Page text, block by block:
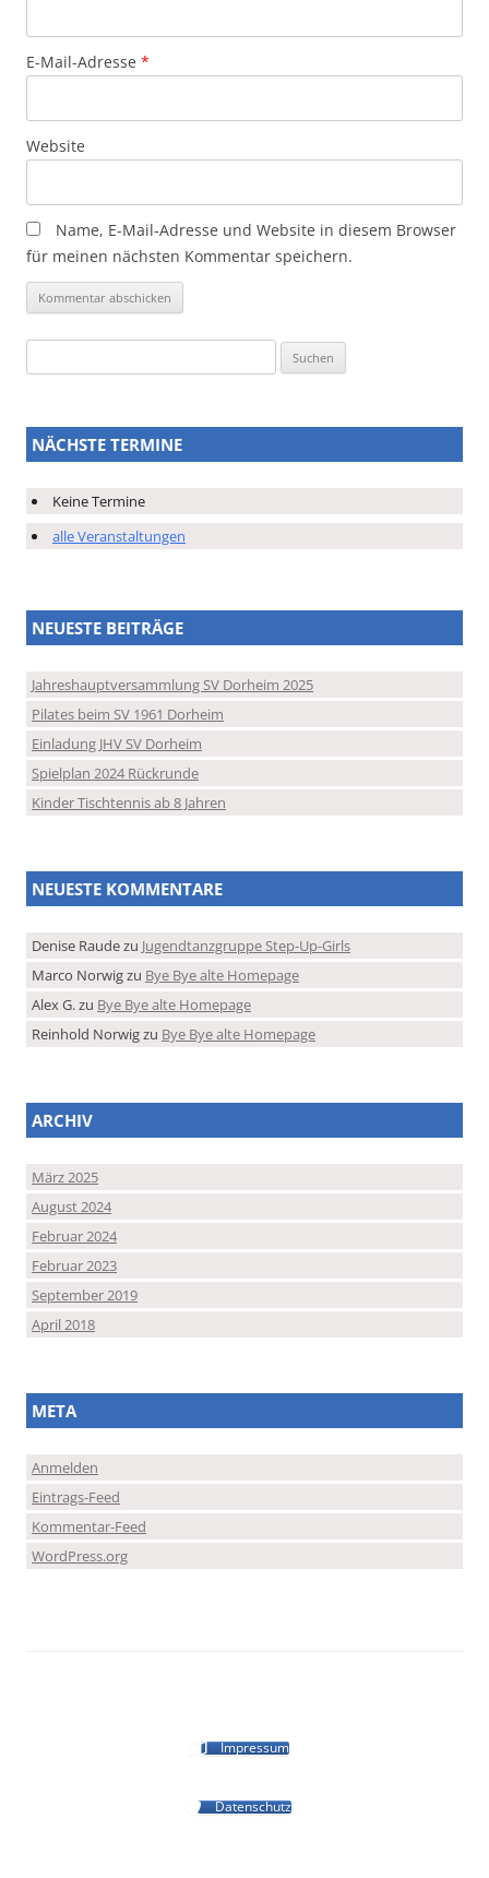
E-Mail-Adresse *
Website
Name, E-Mail-Adresse und Website in diesem Browser
für meinen nächsten Kommentar speichern.
nach:
NÄCHSTE TERMINE
Keine Termine
alle Veranstaltungen
NEUESTE BEITRÄGE
Jahreshauptversammlung SV Dorheim 2025
Pilates beim SV 1961 Dorheim
Einladung JHV SV Dorheim
Spielplan 2024 Rückrunde
Kinder Tischtennis ab 8 Jahren
NEUESTE KOMMENTARE
Denise Raudezu Jugendtanzgruppe Step-Up-Girls
Marco Norwigzu Bye Bye alte Homepage
Alex G.zu Bye Bye alte Homepage
Reinhold Norwigzu Bye Bye alte Homepage
ARCHIV
März 2025
August 2024
Februar 2024
Februar 2023
September 2019
April 2018
META
Anmelden
Eintrags-Feed
Kommentar-Feed
WordPress.org
Impressum
Datenschutz